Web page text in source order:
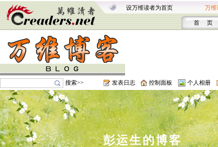
设万维读者为首页 万维
首 页
搜索>> 发表日志 控制面板 个人相册
彭运生的博客